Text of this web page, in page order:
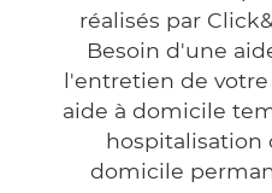
réalisés par
Besoin d'une
l'entretien de
aide à domicile
hospitalisation
domicile